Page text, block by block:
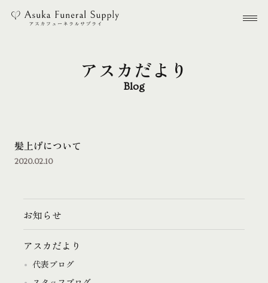
メ
アスカだより
Blog
髪上げについて
2020.02.10
お知らせ
アスカだより
代表ブログ